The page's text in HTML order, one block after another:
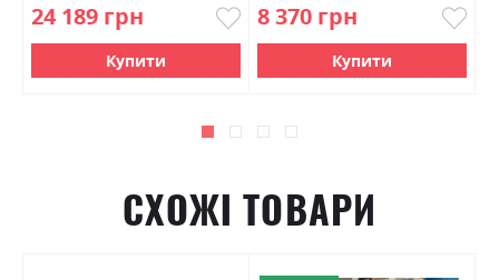
24 189 грн
Купити
8 370 грн
Купити
СХОЖІ ТОВАРИ